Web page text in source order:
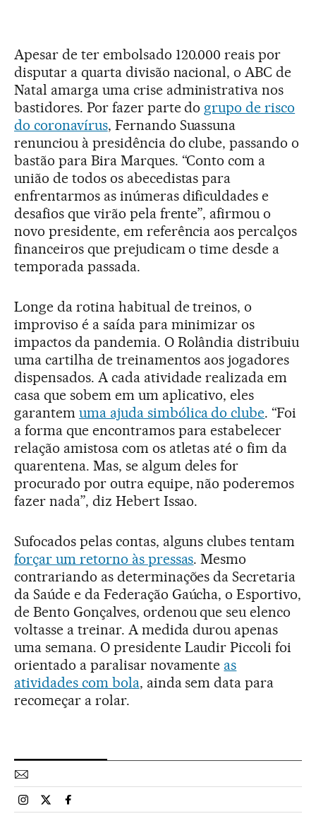
Apesar de ter embolsado 120.000 reais por
disputar a quarta divisão nacional, o ABC de
Natal amarga uma crise administrativa nos
bastidores. Por fazer parte do grupo de risco
do coronavírus, Fernando Suassuna
renunciou à presidência do clube, passando o
bastão para Bira Marques. “Conto com a
união de todos os abecedistas para
enfrentarmos as inúmeras dificuldades e
desafios que virão pela frente”, afirmou o
novo presidente, em referência aos percalços
financeiros que prejudicam o time desde a
temporada passada.
Longe da rotina habitual de treinos, o
improviso é a saída para minimizar os
impactos da pandemia. O Rolândia distribuiu
uma cartilha de treinamentos aos jogadores
dispensados. A cada atividade realizada em
casa que sobem em um aplicativo, eles
garantem uma ajuda simbólica do clube. “Foi
a forma que encontramos para estabelecer
relação amistosa com os atletas até o fim da
quarentena. Mas, se algum deles for
procurado por outra equipe, não poderemos
fazer nada”, diz Hebert Issao.
Sufocados pelas contas, alguns clubes tentam
forçar um retorno às pressas. Mesmo
contrariando as determinações da Secretaria
da Saúde e da Federação Gaúcha, o Esportivo,
de Bento Gonçalves, ordenou que seu elenco
voltasse a treinar. A medida durou apenas
uma semana. O presidente Laudir Piccoli foi
orientado a paralisar novamente as
atividades com bola, ainda sem data para
recomeçar a rolar.
Esportes El País Brasil en Instagram
Esportes El País Brasil en Twitter
Esportes El País Brasil en Facebook